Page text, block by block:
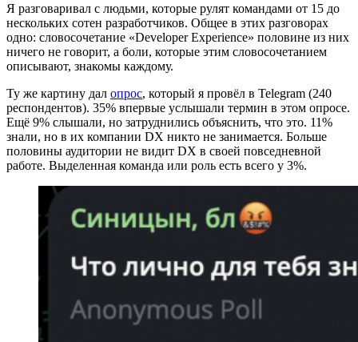
Я разговаривал с людьми, которые рулят командами от 15 до
нескольких сотен разработчиков. Общее в этих разговорах
одно: словосочетание «Developer Experience» половине из них
ничего не говорит, а боли, которые этим словосочетанием
описывают, знакомы каждому.
Ту же картину дал опрос, который я провёл в Telegram (240
респондентов). 35% впервые услышали термин в этом опросе.
Ещё 9% слышали, но затруднились объяснить, что это. 11%
знали, но в их компании DX никто не занимается. Больше
половины аудитории не видит DX в своей повседневной
работе. Выделенная команда или роль есть всего у 3%.